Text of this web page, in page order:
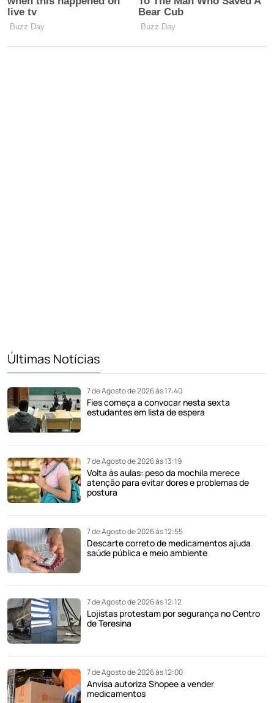
Últimas Notícias
7 de Agosto de 2026 às 17:40
Fies começa a convocar nesta sexta
estudantes em lista de espera
7 de Agosto de 2026 às 13:19
Volta às aulas: peso da mochila merece
atenção para evitar dores e problemas de
postura
7 de Agosto de 2026 às 12:55
Descarte correto de medicamentos ajuda
saúde pública e meio ambiente
7 de Agosto de 2026 às 12:12
Lojistas protestam por segurança no Centro
de Teresina
7 de Agosto de 2026 às 12:00
Anvisa autoriza Shopee a vender
medicamentos